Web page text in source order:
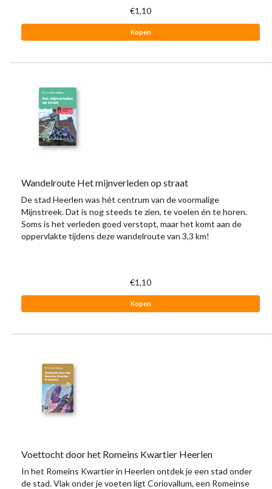
€1,10
Kopen
Wandelroute Het mijnverleden op straat
De stad Heerlen was hét centrum van de voormalige
Mijnstreek. Dat is nog steeds te zien, te voelen én te horen.
Soms is het verleden goed verstopt, maar het komt aan de
oppervlakte tijdens deze wandelroute van 3,3 km!
€1,10
Kopen
Voettocht door het Romeins Kwartier Heerlen
In het Romeins Kwartier in Heerlen ontdek je een stad onder
de stad. Vlak onder je voeten ligt Coriovallum, een Romeinse